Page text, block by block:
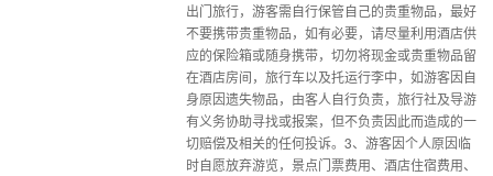
出门旅行，游客需自行保管自己的贵重物品，最好
不要携带贵重物品，如有必要，请尽量利用酒店供
应的保险箱或随身携带，切勿将现金或贵重物品留
在酒店房间，旅行车以及托运行李中，如游客因自
身原因遗失物品，由客人自行负责，旅行社及导游
有义务协助寻找或报案，但不负责因此而造成的一
切赔偿及相关的任何投诉。3、游客因个人原因临
时自愿放弃游览，景点门票费用、酒店住宿费用、